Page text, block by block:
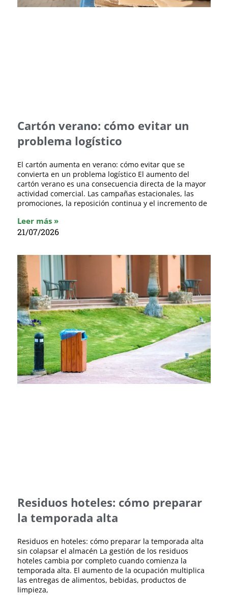
Cartón verano: cómo evitar un
problema logístico
El cartón aumenta en verano: cómo evitar que se
convierta en un problema logístico El aumento del
cartón verano es una consecuencia directa de la mayor
actividad comercial. Las campañas estacionales, las
promociones, la reposición continua y el incremento de
Leer más »
21/07/2026
Residuos hoteles: cómo preparar
la temporada alta
Residuos en hoteles: cómo preparar la temporada alta
sin colapsar el almacén La gestión de los residuos
hoteles cambia por completo cuando comienza la
temporada alta. El aumento de la ocupación multiplica
las entregas de alimentos, bebidas, productos de
limpieza,